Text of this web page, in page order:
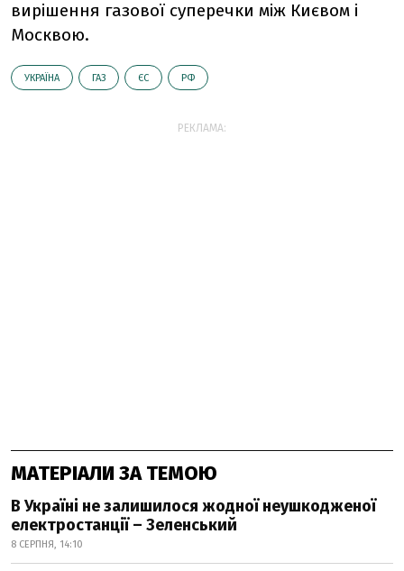
вирішення газової суперечки між Києвом і
Москвою.
УКРАЇНА ГАЗ ЄС РФ
РЕКЛАМА:
МАТЕРІАЛИ ЗА ТЕМОЮ
В Україні не залишилося жодної неушкодженої
електростанції – Зеленський
8 СЕРПНЯ, 14:10